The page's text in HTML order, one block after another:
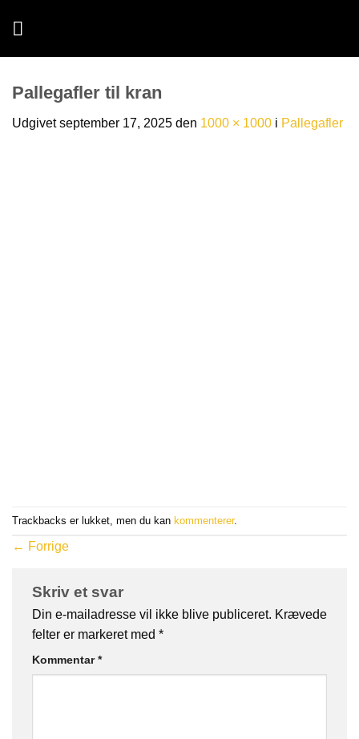
Pallegafler til kran
Udgivetseptember 17, 2025 den 1000 × 1000 i Pallegafler
Trackbacks er lukket, men du kan kommenterer.
← Forrige
Skriv et svar
Din e-mailadresse vil ikke blive publiceret. Krævede
felter er markeret med *
Kommentar*